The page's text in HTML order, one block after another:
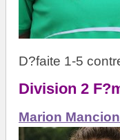
D?faite 1-5
Division 2
Marion Mancion